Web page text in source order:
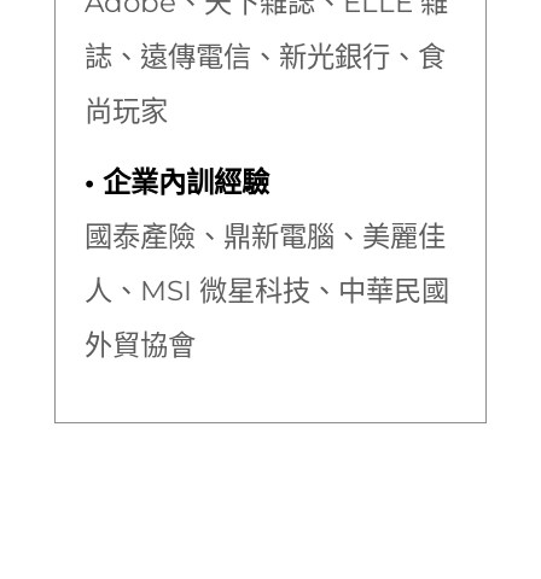
誌、遠傳電信、新光銀行、食
尚玩家
• 企業內訓經驗
國泰產險、鼎新電腦、美麗佳
人、MSI 微星科技 、中華民國
外貿協會